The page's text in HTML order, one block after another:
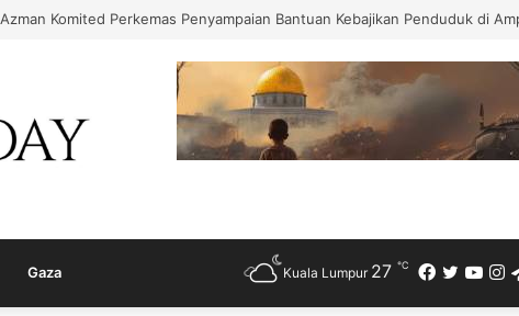
KPDN Kelantan Kesan Taktik “Tentera Semut” Seludup Bahan Api Bersubsidi
Gaza Twitter
Facebook
Kuala Lumpur 27 ℃